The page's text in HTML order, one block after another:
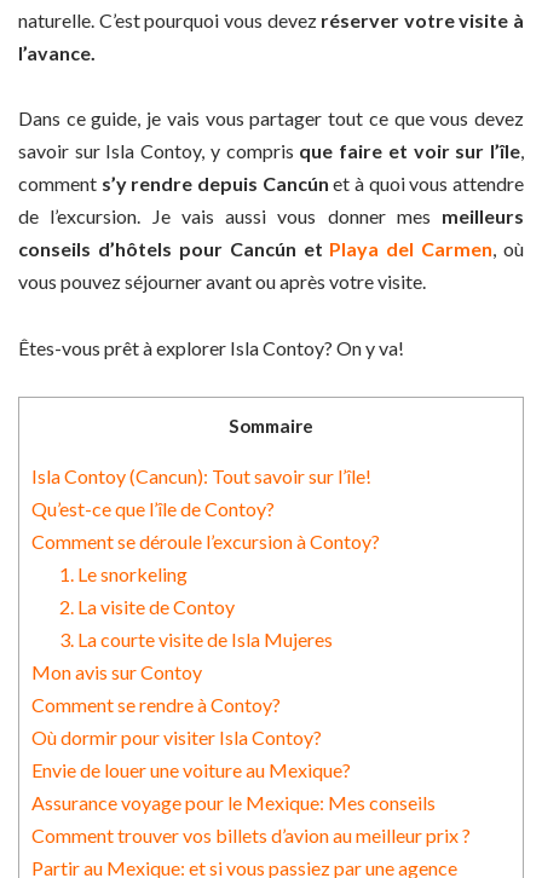
naturelle. C’est pourquoi vous devezréserver votre visite à
l’avance.
Dans ce guide, je vais vous partager tout ce que vous devez
savoir sur Isla Contoy, y compris que faire et voir sur l’île,
comment s’y rendre depuis Cancún et à quoi vous attendre
de l’excursion. Je vais aussi vous donner mes meilleurs
conseils d’hôtels pour Cancún et Playa del Carmen, où
vous pouvez séjourner avant ou après votre visite.
Êtes-vous prêt à explorer Isla Contoy? On y va!
Sommaire
Isla Contoy (Cancun): Tout savoir sur l’île!
Qu’est-ce que l’île de Contoy?
Comment se déroule l’excursion à Contoy?
1. Le snorkeling
2. La visite de Contoy
3. La courte visite de Isla Mujeres
Mon avis sur Contoy
Comment se rendre à Contoy?
Où dormir pour visiter Isla Contoy?
Envie de louer une voiture au Mexique?
Assurance voyage pour le Mexique: Mes conseils
Comment trouver vos billets d’avion au meilleur prix ?
Partir au Mexique: et si vous passiez par une agence